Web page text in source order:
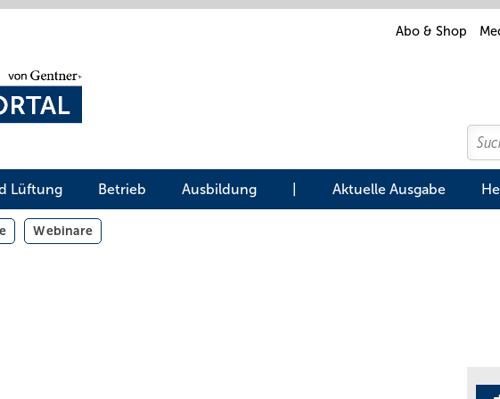
Abo & Shop
Lüftung Betrieb Ausbildung Aktuelle Ausgabe
Webinare